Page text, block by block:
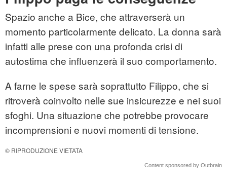
Spazio anche a Bice, che attraverserà un
momento particolarmente delicato. La donna sarà
infatti alle prese con una profonda crisi di
autostima che influenzerà il suo comportamento.
A farne le spese sarà soprattutto Filippo, che si
ritroverà coinvolto nelle sue insicurezze e nei suoi
sfoghi. Una situazione che potrebbe provocare
incomprensioni e nuovi momenti di tensione.
© RIPRODUZIONE VIETATA
Content sponsored by Outbrain